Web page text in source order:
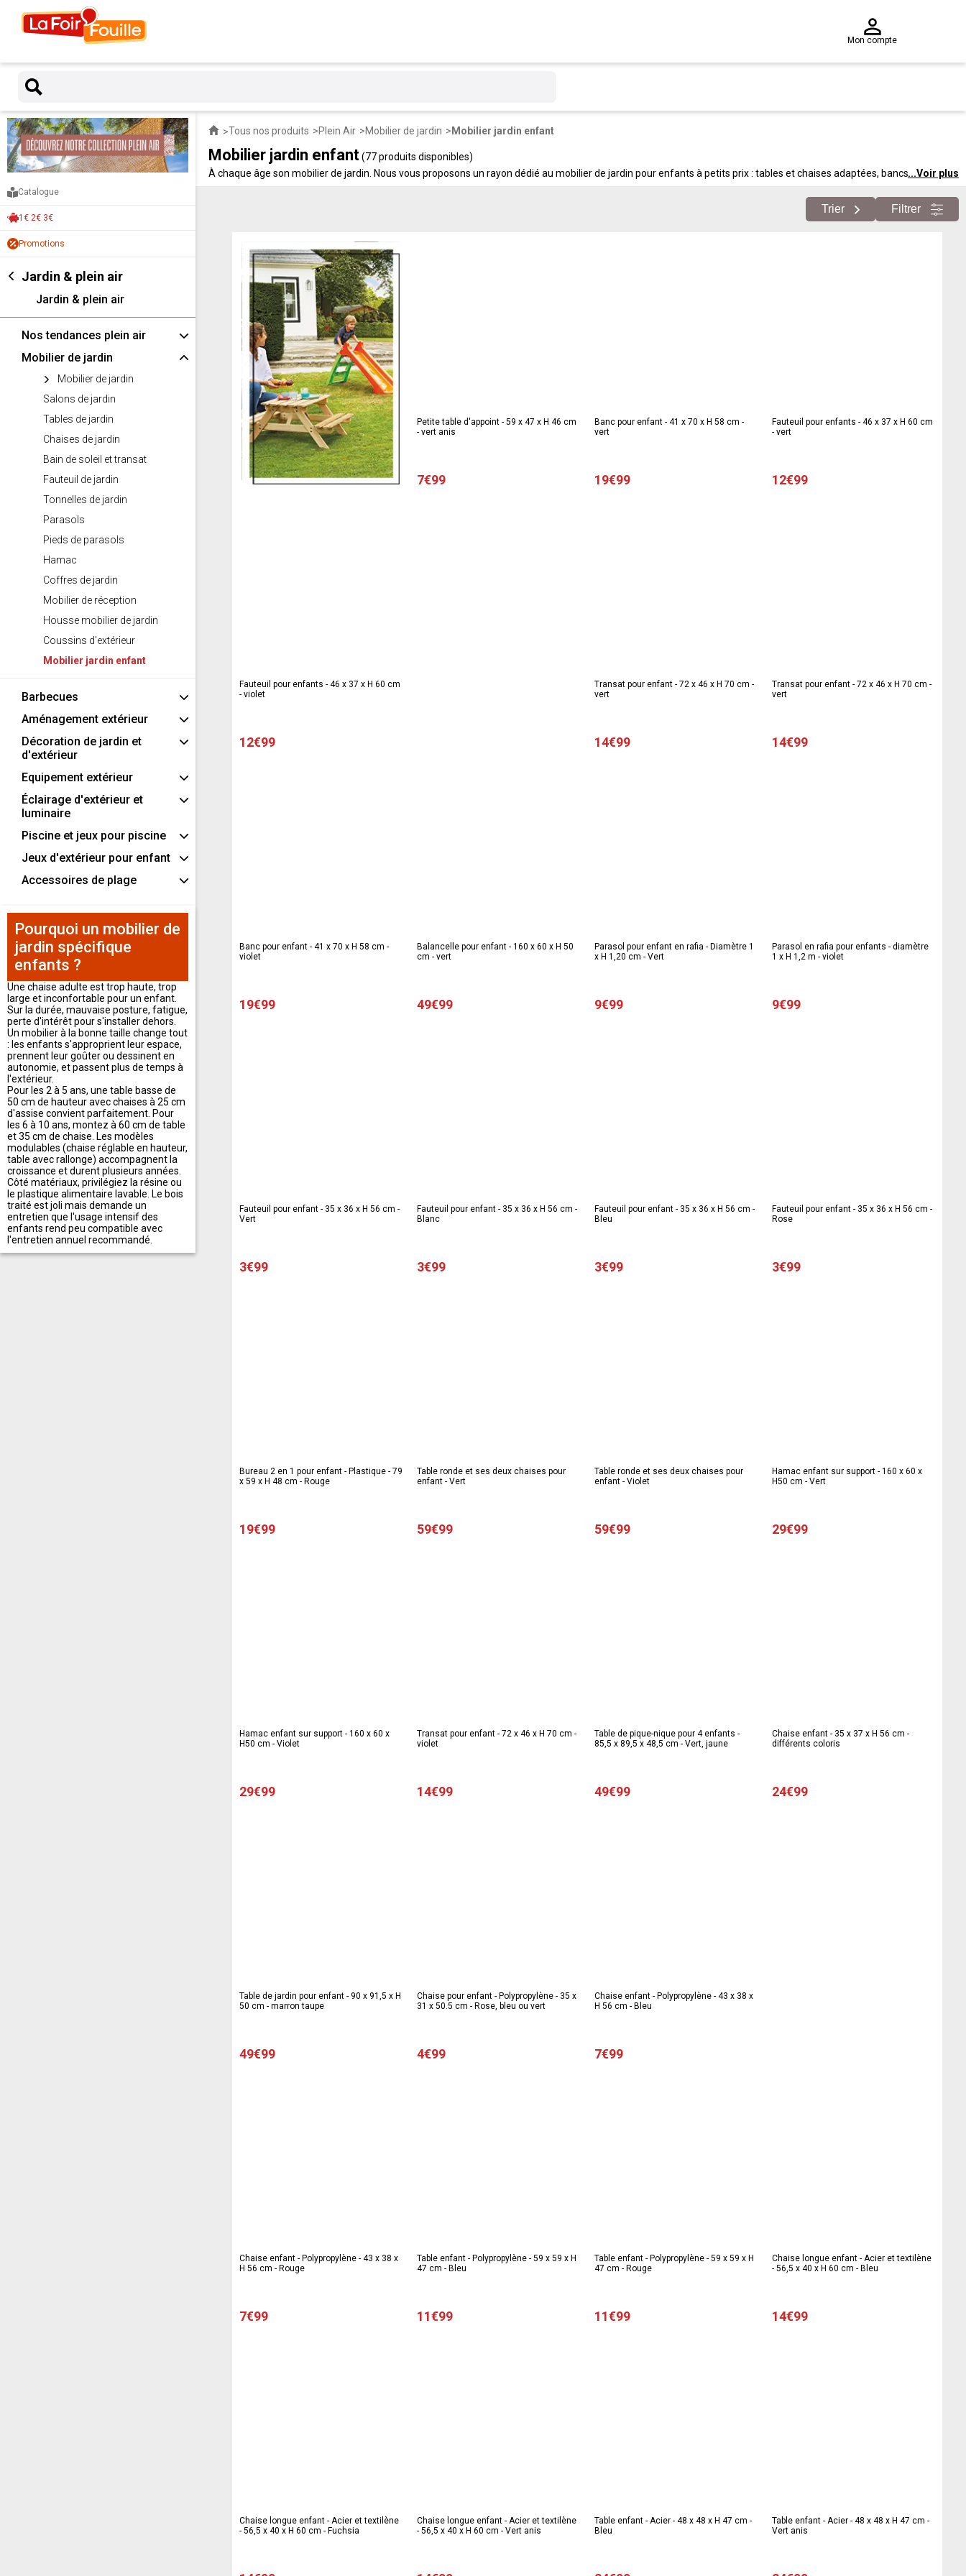
Mon compte
Catalogue
1€ 2€ 3€
Promotions
Jardin & plein air
Jardin & plein air
Nos tendances plein air
Mobilier de jardin
Mobilier de jardin
Salons de jardin
Tables de jardin
Chaises de jardin
Bain de soleil et transat
Fauteuil de jardin
Tonnelles de jardin
Parasols
Pieds de parasols
Hamac
Coffres de jardin
Mobilier de réception
Housse mobilier de jardin
Coussins d'extérieur
Mobilier jardin enfant
Barbecues
Aménagement extérieur
Décoration de jardin et
d'extérieur
Equipement extérieur
Éclairage d'extérieur et
luminaire
Piscine et jeux pour piscine
Jeux d'extérieur pour enfant
Accessoires de plage
Pourquoi un mobilier de
jardin spécifique
enfants ?
Une chaise adulte est trop haute, trop
large et inconfortable pour un enfant.
Sur la durée, mauvaise posture, fatigue,
perte d'intérêt pour s'installer dehors.
Un mobilier à la bonne taille change tout
: les enfants s'approprient leur espace,
prennent leur goûter ou dessinent en
autonomie, et passent plus de temps à
l'extérieur.
Pour les 2 à 5 ans, une table basse de
50 cm de hauteur avec chaises à 25 cm
d'assise convient parfaitement. Pour
les 6 à 10 ans, montez à 60 cm de table
et 35 cm de chaise. Les modèles
modulables (chaise réglable en hauteur,
table avec rallonge) accompagnent la
croissance et durent plusieurs années.
Côté matériaux, privilégiez la résine ou
le plastique alimentaire lavable. Le bois
traité est joli mais demande un
entretien que l'usage intensif des
enfants rend peu compatible avec
l'entretien annuel recommandé.
Tous nos produits Plein Air Mobilier de jardin Mobilier jardin enfant
Mobilier jardin enfant(77 produits disponibles)
À chaque âge son mobilier de jardin. Nous vous proposons un rayon dédié au mobilier de jardin pour enfants à petits prix : tables et chaises adaptées, bancs, transats,
...Voir plus
Trier Filtrer
Petite table d'appoint - 59 x 47 x H 46 cm
- vert anis
7€99
Banc pour enfant - 41 x 70 x H 58 cm -
vert
19€99
Fauteuil pour enfants - 46 x 37 x H 60 cm
- vert
12€99
Fauteuil pour enfants - 46 x 37 x H 60 cm
- violet
12€99
Transat pour enfant - 72 x 46 x H 70 cm -
vert
14€99
Transat pour enfant - 72 x 46 x H 70 cm -
vert
14€99
Banc pour enfant - 41 x 70 x H 58 cm -
violet
19€99
Balancelle pour enfant - 160 x 60 x H 50
cm - vert
49€99
Parasol pour enfant en rafia - Diamètre 1
x H 1,20 cm - Vert
9€99
Parasol en rafia pour enfants - diamètre
1 x H 1,2 m - violet
9€99
Fauteuil pour enfant - 35 x 36 x H 56 cm -
Vert
3€99
Fauteuil pour enfant - 35 x 36 x H 56 cm -
Blanc
3€99
Fauteuil pour enfant - 35 x 36 x H 56 cm -
Bleu
3€99
Fauteuil pour enfant - 35 x 36 x H 56 cm -
Rose
3€99
Bureau 2 en 1 pour enfant - Plastique - 79
x 59 x H 48 cm - Rouge
19€99
Table ronde et ses deux chaises pour
enfant - Vert
59€99
Table ronde et ses deux chaises pour
enfant - Violet
59€99
Hamac enfant sur support - 160 x 60 x
H50 cm - Vert
29€99
Hamac enfant sur support - 160 x 60 x
H50 cm - Violet
29€99
Transat pour enfant - 72 x 46 x H 70 cm -
violet
14€99
Table de pique-nique pour 4 enfants -
85,5 x 89,5 x 48,5 cm - Vert, jaune
49€99
Chaise enfant - 35 x 37 x H 56 cm -
différents coloris
24€99
Table de jardin pour enfant - 90 x 91,5 x H
50 cm - marron taupe
49€99
Chaise pour enfant - Polypropylène - 35 x
31 x 50.5 cm - Rose, bleu ou vert
4€99
Chaise enfant - Polypropylène - 43 x 38 x
H 56 cm - Bleu
7€99
Chaise enfant - Polypropylène - 43 x 38 x
H 56 cm - Rouge
7€99
Table enfant - Polypropylène - 59 x 59 x H
47 cm - Bleu
11€99
Table enfant - Polypropylène - 59 x 59 x H
47 cm - Rouge
11€99
Chaise longue enfant - Acier et textilène
- 56,5 x 40 x H 60 cm - Bleu
14€99
Chaise longue enfant - Acier et textilène
- 56,5 x 40 x H 60 cm - Fuchsia
Chaise longue enfant - Acier et textilène
- 56,5 x 40 x H 60 cm - Vert anis
Table enfant - Acier - 48 x 48 x H 47 cm -
Bleu
Table enfant - Acier - 48 x 48 x H 47 cm -
Vert anis